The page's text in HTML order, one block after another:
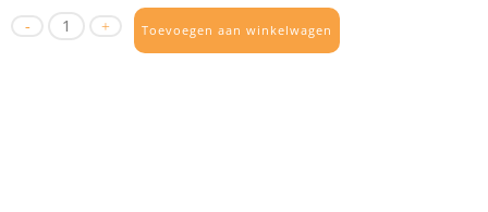
Toevoegen aan winkelwagen